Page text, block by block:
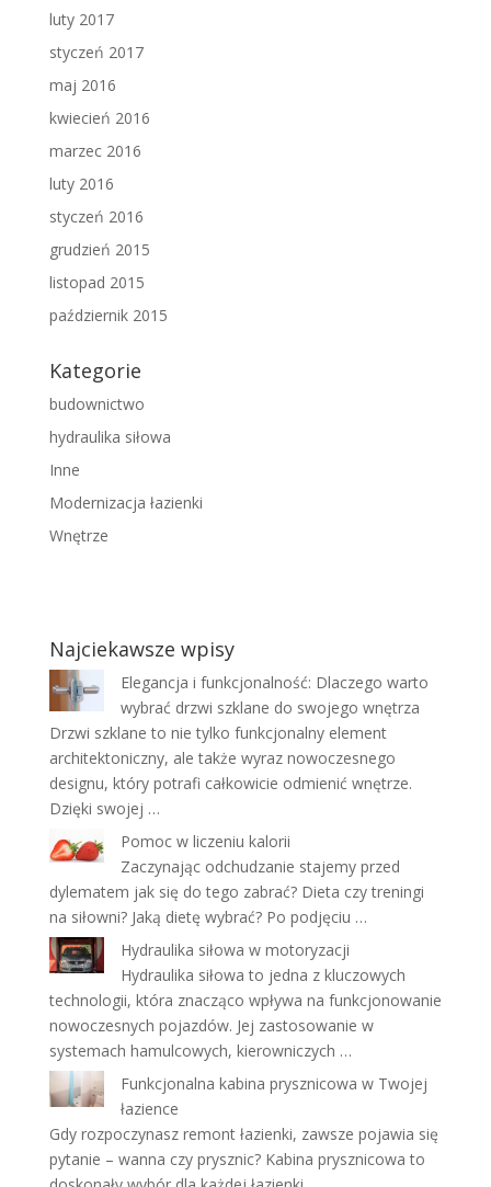
luty 2017
styczeń 2017
maj 2016
kwiecień 2016
marzec 2016
luty 2016
styczeń 2016
grudzień 2015
listopad 2015
październik 2015
Kategorie
budownictwo
hydraulika siłowa
Inne
Modernizacja łazienki
Wnętrze
Najciekawsze wpisy
Elegancja i funkcjonalność: Dlaczego warto
wybrać drzwi szklane do swojego wnętrza
Drzwi szklane to nie tylko funkcjonalny element
architektoniczny, ale także wyraz nowoczesnego
designu, który potrafi całkowicie odmienić wnętrze.
Dzięki swojej …
Pomoc w liczeniu kalorii
Zaczynając odchudzanie stajemy przed
dylematem jak się do tego zabrać? Dieta czy treningi
na siłowni? Jaką dietę wybrać? Po podjęciu …
Hydraulika siłowa w motoryzacji
Hydraulika siłowa to jedna z kluczowych
technologii, która znacząco wpływa na funkcjonowanie
nowoczesnych pojazdów. Jej zastosowanie w
systemach hamulcowych, kierowniczych …
Funkcjonalna kabina prysznicowa w Twojej
łazience
Gdy rozpoczynasz remont łazienki, zawsze pojawia się
pytanie – wanna czy prysznic? Kabina prysznicowa to